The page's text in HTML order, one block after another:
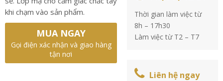
khi chạm vào sản phẩm.
MUA NGAY
Gọi điện xác nhận và giao hàng
tận nơi
Thời gian làm việc từ
8h – 17h30
Làm việc từ T2 – T7
Liên hệ ngay